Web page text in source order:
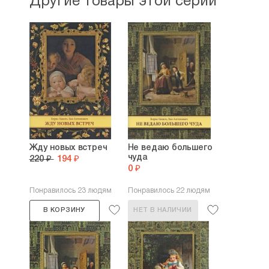
Чудик. Повесть
До первой звезды
Готово ли сердце?
Цветы для Спасителя.
К кому приходят Ангелы. Сборник
рассказов
Будем как дети
Жду новых встреч
220 ₽ 194 ₽
Понравилось 23 людям
В КОРЗИНУ
Не ведаю большего
чуда
0 ₽
Понравилось 22 людям
НЕТ В НАЛИЧИИ